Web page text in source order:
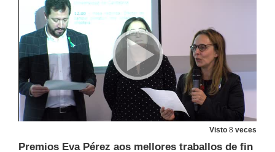
Visto 8 veces
Premios Eva Pérez aos mellores traballos de fin